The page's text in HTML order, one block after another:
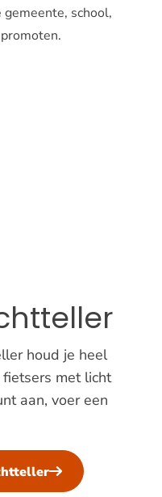
school,
houd je heel
met licht
aan, voer een